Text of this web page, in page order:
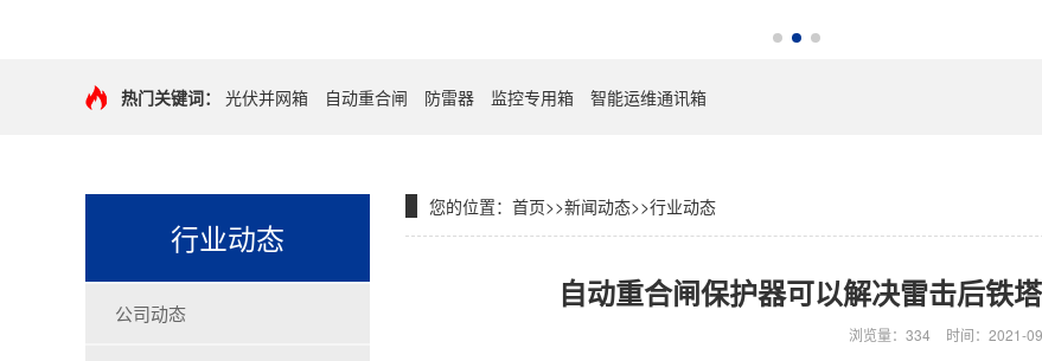
热门关键词： 光伏并网箱 自动重合闸 防雷器 监控专用箱 智能运维通讯箱
行业动态
公司动态
您的位置： 首页>>新闻动态>>行业动态
自动重合闸保护器可以解决雷击后铁
浏览量：334 时间：2021-